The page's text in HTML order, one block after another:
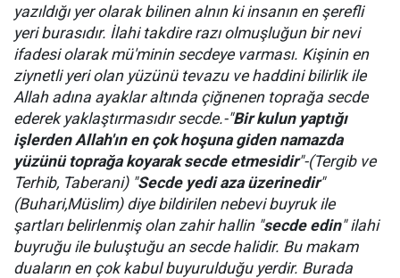
yazıldığı yer olarak bilinen alnın ki insanın en şerefli
yeri burasıdır. İlahi takdire razı olmuşluğun bir nevi
ifadesi olarak mü'minin secdeye varması. Kişinin en
ziynetli yeri olan yüzünü tevazu ve haddini bilirlik ile
Allah adına ayaklar altında çiğnenen toprağa secde
ederek yaklaştırmasıdır secde.-"Bir kulun yaptığı
işlerden Allah'ın en çok hoşuna giden namazda
yüzünü toprağa koyarak secde etmesidir"-(Tergib ve
Terhib, Taberani) "Secde yedi aza üzerinedir"
(Buhari,Müslim) diye bildirilen nebevi buyruk ile
şartları belirlenmiş olan zahir hallin "secde edin" ilahi
buyruğu ile buluştuğu an secde halidir. Bu makam
duaların en çok kabul buyurulduğu yerdir. Burada